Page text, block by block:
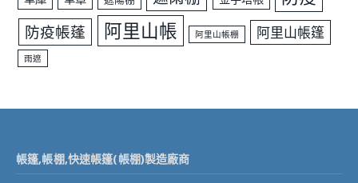
防疫帳蓬 阿里山帳 阿里山帳棚 阿里山帳篷
雨遮
帳篷,帳棚,快速帳篷(帳棚)製造廠商